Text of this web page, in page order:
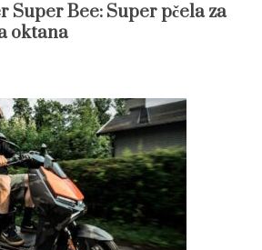
Super Bee: Super pčela za
oktana